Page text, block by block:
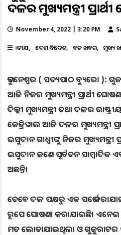
ଦଳର ମୁଖ୍ୟମନ୍ତ୍ରୀ
November 4, 2022 | 3:20 PM
ଜାତୀୟ ଦେଶ ବିଦେଶ ବଡ ଖବର ମୁଖ୍ୟ
ଭୁବନେଶ୍ୱର ( ସତ୍ୟପାଠ ବ୍ୟୁରୋ ):
ଆଜି ନିଜର ମୁଖ୍ୟମନ୍ତ୍ରୀ ପ୍ରାର୍ଥୀ
ଦିଲ୍ଲୀ ମୁଖ୍ୟମନ୍ତ୍ରୀ ତଥା ଦଳର
କେଜ୍ରିୱାଲ ଆଜି ଦଳର ମୁଖ୍ୟମନ୍ତ୍ରୀ
ଇସୁଦାନ ଗାଧ୍ବୀଙ୍କୁ ନିଜର ମୁଖ୍ୟମନ୍ତ୍ରୀ
ଇସୁଦାନ ଜଣେ ପୂର୍ବତନ ସାମ୍ବାଦିକ
ଅଛନ୍ତି।
ତେବେ ଦଳ ପକ୍ଷରୁ ଏକ ସର୍ଭେ କରାଯାଇ
ରୂପେ ଘୋଷଣା କରାଯାଇଛି।
ମତ ଲୋଡାଯାଇଥିଲା ଓ ଗୁଜୁରାଟର